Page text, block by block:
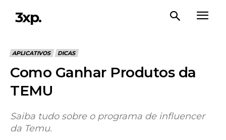
3xp.
APLICATIVOS DICAS
Como Ganhar Produtos da
TEMU
Saiba tudo sobre o programa de influencer
da Temu.